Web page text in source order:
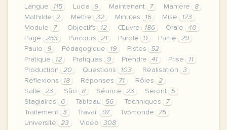
Langue
115 Lucia 9 Maintenant 7 Manière
8
Mathilde
2 Mettre 32 Minutes 16 Mise
173
Module
7 Objectifs 12 Œuvre 186 Orale
40
Page
253 Parcours 21 Parole 9 Partie
29
Paulo
9 Pédagogique 19 Pistes
52
Pratique
12 Pratiques 9 Prendre 41 Prise
11
Production
20 Questions 103 Réalisation
3
Réflexions
18 Réponses 71 Rôles
2
Salle
23 São 8 Séance 23 Seront
5
Stagiaires
6 Tableau 56 Techniques
7
Traitement
3 Travail 97 Tv5monde
75
Université
23 Vidéo 308